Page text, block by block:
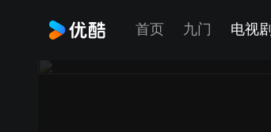
首页 九门 电视剧